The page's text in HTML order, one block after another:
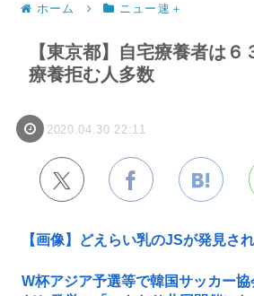
ホーム ニュー速＋
【東京都】自宅療養者は
療養拒む人多数
2020.04.30 22:11
【画像】どえらい乳のJSが発見さ
W杯アジア予選等で韓国サッカー